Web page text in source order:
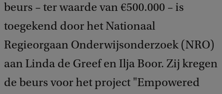
beurs – ter waarde van €500.000 – is
toegekend door het Nationaal
Regieorgaan Onderwijsonderzoek (NRO)
aan Linda de Greef en Ilja Boor. Zij kregen
de beurs voor het project "Empowered